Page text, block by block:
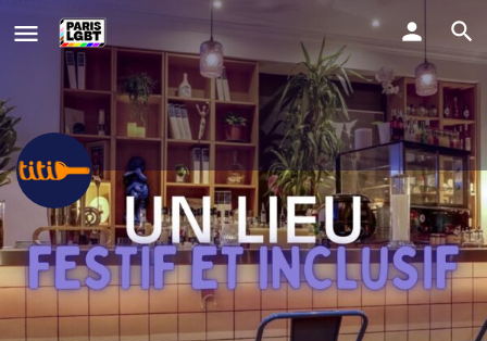
TITI • Paris 18
ICI C'EST CHEZ TOI • ICI ON TE VOIT
+33142582181
Comment y aller ?